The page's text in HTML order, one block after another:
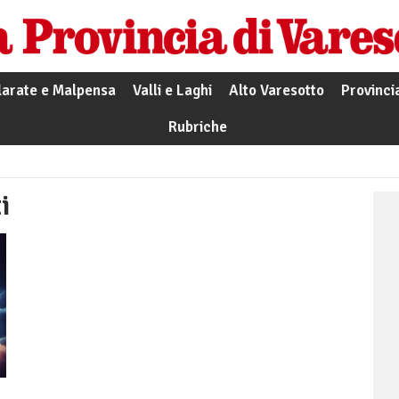
e Malpensa Valli e Laghi Alto Varesotto
Rubriche